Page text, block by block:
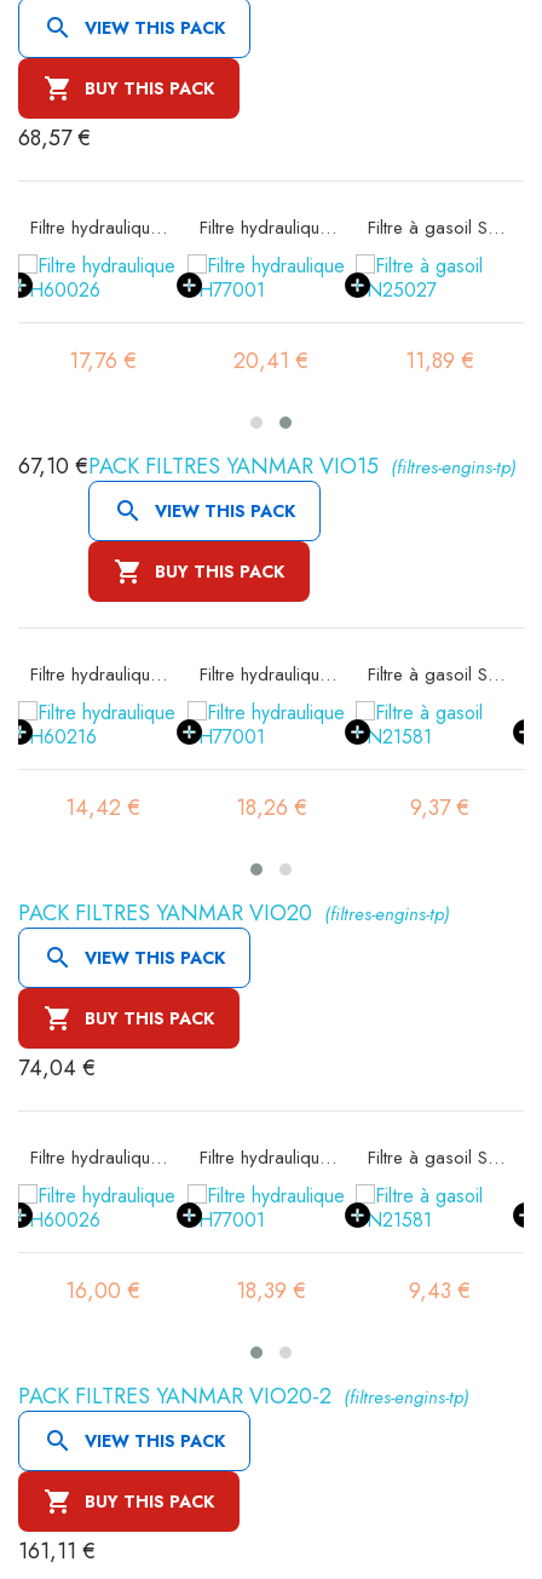
 VIEW THIS PACK
 BUY THIS PACK
68,57 €
Filtre hydraulique SH60026
17,76 €
Filtre hydraulique SH77001
20,41 €
Filtre à gasoil SN25027
11,89 €
PACK FILTRES YANMAR VIO15 (filtres-engins-tp)
 VIEW THIS PACK
 BUY THIS PACK
67,10 €
Filtre hydraulique SH60216
14,42 €
Filtre hydraulique SH77001
18,26 €
Filtre à gasoil SN21581
9,37 €
PACK FILTRES YANMAR VIO20 (filtres-engins-tp)
 VIEW THIS PACK
 BUY THIS PACK
74,04 €
Filtre hydraulique SH60026
16,00 €
Filtre hydraulique SH77001
18,39 €
Filtre à gasoil SN21581
9,43 €
PACK FILTRES YANMAR VIO20-2 (filtres-engins-tp)
 VIEW THIS PACK
 BUY THIS PACK
161,11 €